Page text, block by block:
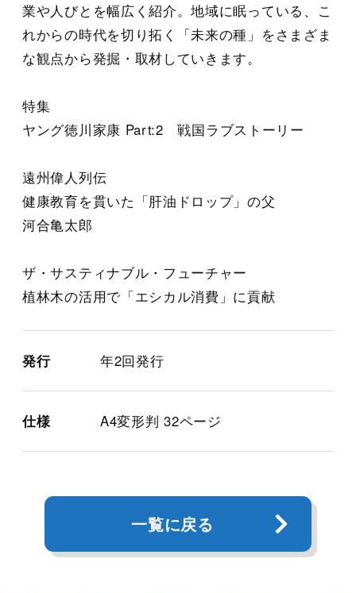
業や人びとを幅広く紹介。地域に眠っている、こ
れからの時代を切り拓く「未来の種」をさまざま
な観点から発掘・取材していきます。
特集
ヤング徳川家康 Part:2 戦国ラブストーリー
遠州偉人列伝
健康教育を貫いた「肝油ドロップ」の父
河合亀太郎
ザ・サスティナブル・フューチャー
植林木の活用で「エシカル消費」に貢献
発行 年2回発行
仕様 A4変形判 32ページ
一覧に戻る